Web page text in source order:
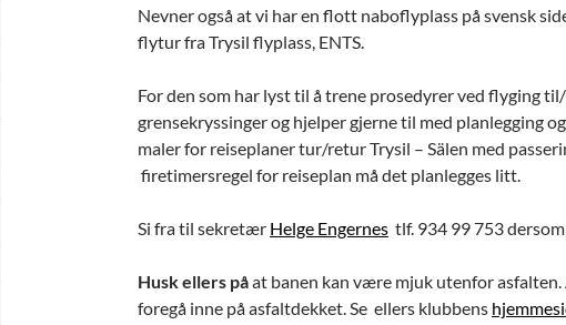
Nevner også at vi har en flott naboflyplass på svensk
flytur fra Trysil flyplass, ENTS.
For den som har lyst til å trene prosedyrer ved flyging
grensekryssinger og hjelper gjerne til med planlegging
maler for reiseplaner tur/retur Trysil – Sälen med
firetimersregel for reiseplan må det planlegges litt.
Si fra til sekretær Helge Engernes tlf. 934 99 753
Husk ellers påat banen kan være mjuk utenfor
foregå inne på asfaltdekket. Se ellers klubbens